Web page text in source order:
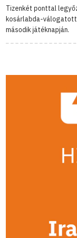
Tizenkét ponttal
kosárlabda-válogatott
második játéknapján.